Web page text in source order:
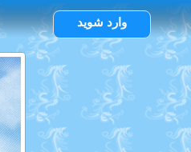
وارد شوید